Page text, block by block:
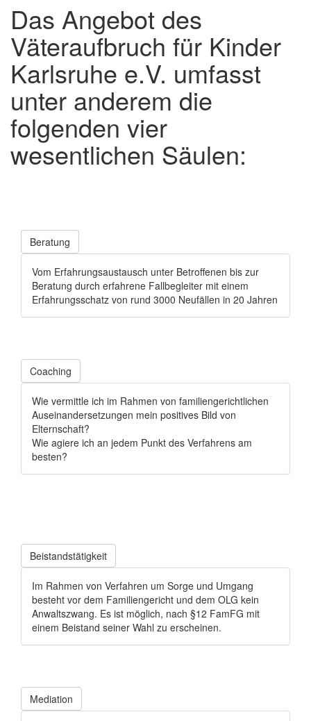
Das Angebot des
Väteraufbruch für Kinder
Karlsruhe e.V. umfasst
unter anderem die
folgenden vier
wesentlichen Säulen:
Beratung
Vom Erfahrungsaustausch unter Betroffenen bis zur
Beratung durch erfahrene Fallbegleiter mit einem
Erfahrungsschatz von rund 3000 Neufällen in 20 Jahren
Coaching
Wie vermittle ich im Rahmen von familiengerichtlichen
Auseinandersetzungen mein positives Bild von
Elternschaft?
Wie agiere ich an jedem Punkt des Verfahrens am
besten?
Beistandstätigkeit
Im Rahmen von Verfahren um Sorge und Umgang
besteht vor dem Familiengericht und dem OLG kein
Anwaltszwang. Es ist möglich, nach §12 FamFG mit
einem Beistand seiner Wahl zu erscheinen.
Mediation